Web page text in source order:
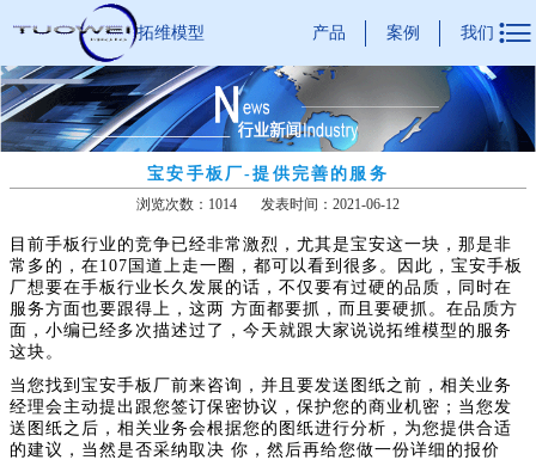
拓维模型 产品 案例 我们 
宝安手板厂-提供完善的服务
浏览次数：1014 发表时间：2021-06-12
目前手板行业的竞争已经非常激烈，尤其是宝安这一块，那是非
常多的，在107国道上走一圈，都可以看到很多。因此，宝安手板
厂想要在手板行业长久发展的话，不仅要有过硬的品质，同时在
服务方面也要跟得上，这两 方面都要抓，而且要硬抓。在品质方
面，小编已经多次描述过了，今天就跟大家说说拓维模型的服务
这块。
当您找到宝安手板厂前来咨询，并且要发送图纸之前，相关业务
经理会主动提出跟您签订保密协议，保护您的商业机密；当您发
送图纸之后，相关业务会根据您的图纸进行分析，为您提供合适
的建议，当然是否采纳取决 你，然后再给您做一份详细的报价